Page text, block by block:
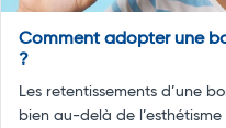
Comment adopter une
?
Les retentissements d’une
bien au-delà de